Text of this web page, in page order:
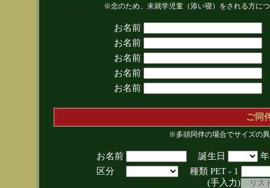
※念のため、未就学児童（添い寝）をされる方に
お名前
お名前
お名前
お名前
お名前
ご同
※多頭同伴の場合でサイズの
お名前 誕生日
区分
種類 PET - 1
(手入力)